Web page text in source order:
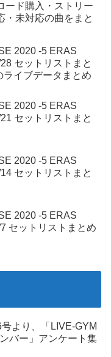
ード購入・ストリー
・未対応の曲をまと
2020 -5 ERAS
セットリストまと
ライブデータまとめ
2020 -5 ERAS
セットリストまと
2020 -5 ERAS
セットリストまと
2020 -5 ERAS
セットリストまとめ
より、「LIVE-GYM
バー」アンケート集